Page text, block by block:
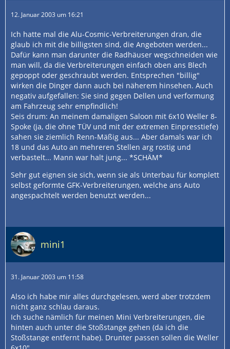
12. Januar 2003 um 16:21
Ich hatte mal die Alu-Cosmic-Verbreiterungen dran, die
glaub ich mit die billigsten sind, die Angeboten werden...
Dafür kann man darunter die Radhäuser wegschneiden wie
man will, da die Verbreiterungen einfach oben ans Blech
gepoppt oder geschraubt werden. Entsprechen "billig"
wirken die Dinger dann auch bei näherem hinsehen. Auch
negativ aufgefallen: Sie sind gegen Dellen und verformung
am Fahrzeug sehr empfindlich!
Seis drum: An meinem damaligen Saloon mit 6x10 Weller 8-
Spoke (ja, die ohne TÜV und mit der extremen Einpresstiefe)
sahen sie ziemlich Renn-Mäßig aus... Aber damals war ich
18 und das Auto an mehreren Stellen arg rostig und
verbastelt... Mann war halt jung... *SCHÄM*
Sehr gut eignen sie sich, wenn sie als Unterbau für komplett
selbst geformte GFK-Verbreiterungen, welche ans Auto
angespachtelt werden benutzt werden...
mini1
31. Januar 2003 um 11:58
Also ich habe mir alles durchgelesen, werd aber trotzdem
nicht ganz schlau daraus.
Ich suche nämlich für meinen Mini Verbreiterungen, die
hinten auch unter die Stoßstange gehen (da ich die
Stoßstange entfernt habe). Drunter passen sollen die Weller